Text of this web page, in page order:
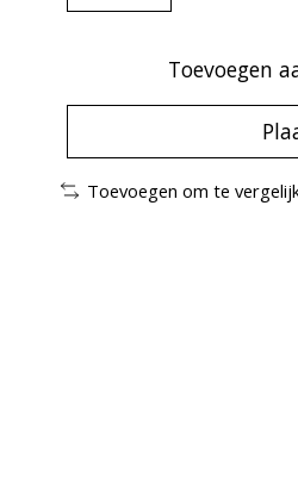
Toevoegen
Toevoegen om te